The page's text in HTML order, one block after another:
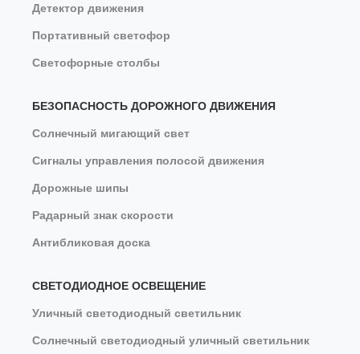
Детектор движения
Портативный светофор
Светофорные столбы
БЕЗОПАСНОСТЬ ДОРОЖНОГО ДВИЖЕНИЯ
Солнечный мигающий свет
Сигналы управления полосой движения
Дорожные шипы
Радарный знак скорости
Антибликовая доска
СВЕТОДИОДНОЕ ОСВЕЩЕНИЕ
Уличный светодиодный светильник
Солнечный светодиодный уличный светильник